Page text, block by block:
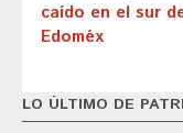
caído en el sur
Edoméx
LO ÚLTIMO DE